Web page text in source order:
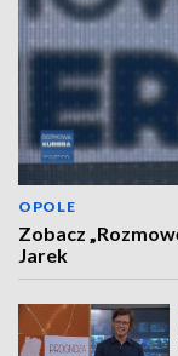
OPOLE
Zobacz
Jarek